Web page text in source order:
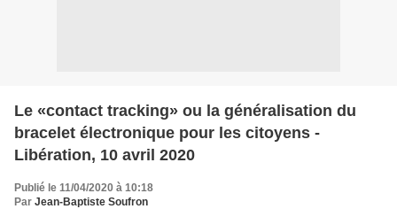
Le «contact tracking» ou la généralisation du
bracelet électronique pour les citoyens -
Libération, 10 avril 2020
Publié le 11/04/2020 à 10:18
Par Jean-Baptiste Soufron